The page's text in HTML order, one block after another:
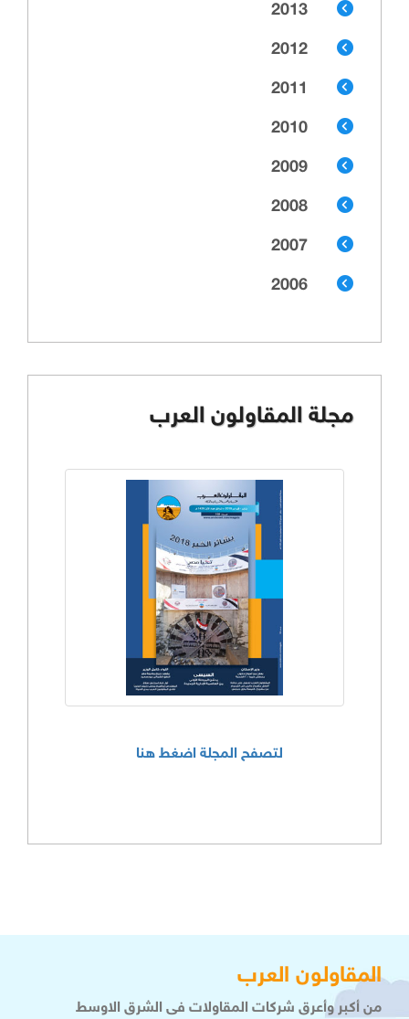
2013
2012
2011
2010
2009
2008
2007
2006
مجلة المقاولون العرب
لتصفح المجلة اضغط هنا
المقاولون العرب
من أكبر وأعرق شركات المقاولات فى الشرق الاوسط